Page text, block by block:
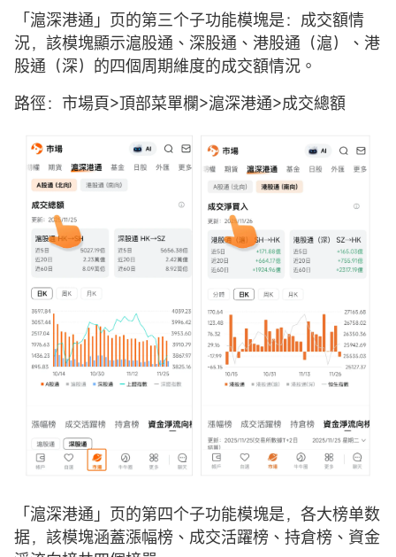
「滬深港通」页的第三个子功能模塊是：成交額情
況，該模塊顯示滬股通、深股通、港股通（滬）、港
股通（深）的四個周期維度的成交額情況。
路徑：市場頁>頂部菜單欄>滬深港通>成交總額
「滬深港通」页的第四个子功能模塊是，各大榜单数
据，該模塊涵蓋漲幅榜、成交活躍榜、持倉榜、資金